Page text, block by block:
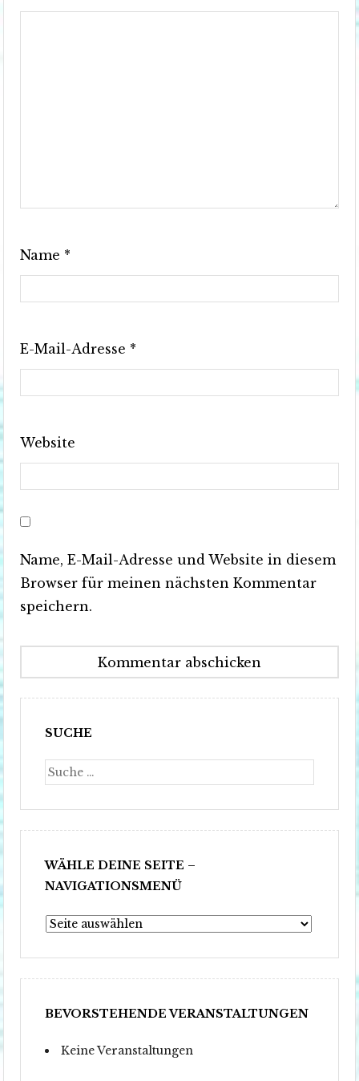
Name *
E-Mail-Adresse *
Website
Name, E-Mail-Adresse und Website in diesem
Browser für meinen nächsten Kommentar
speichern.
SUCHE
Suche
WÄHLE DEINE SEITE –
NAVIGATIONSMENÜ
Wähle
Navigationsmenü
BEVORSTEHENDE VERANSTALTUNGEN
Keine Veranstaltungen